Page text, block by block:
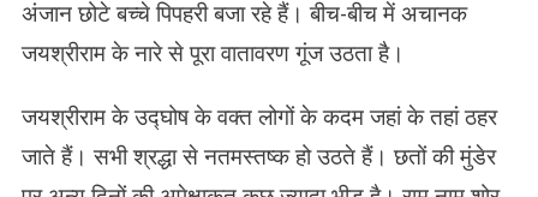
अंजान छोटे बच्चे पिपहरी बजा रहे हैं। बीच-बीच में अचानक
जयश्रीराम के नारे से पूरा वातावरण गूंज उठता है।
जयश्रीराम के उद्घोष के वक्त लोगों के कदम जहां के तहां ठहर
जाते हैं। सभी श्रद्धा से नतमस्तष्क हो उठते हैं। छतों की मुंडेर